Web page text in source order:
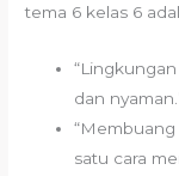
tema 6 kelas 6
dan
satu cara